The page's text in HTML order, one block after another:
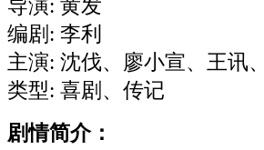
导演: 黄发
编剧: 李利
主演: 沈伐、廖小宣、王讯
类型: 喜剧、传记
剧情简介：